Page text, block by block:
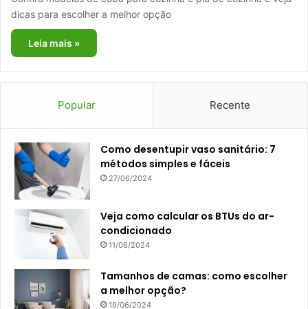
dicas para escolher a melhor opção
Leia mais »
Popular Recente
Como desentupir vaso sanitário: 7
métodos simples e fáceis
27/06/2024
Veja como calcular os BTUs do ar-
condicionado
11/06/2024
Tamanhos de camas: como escolher
a melhor opção?
19/06/2024